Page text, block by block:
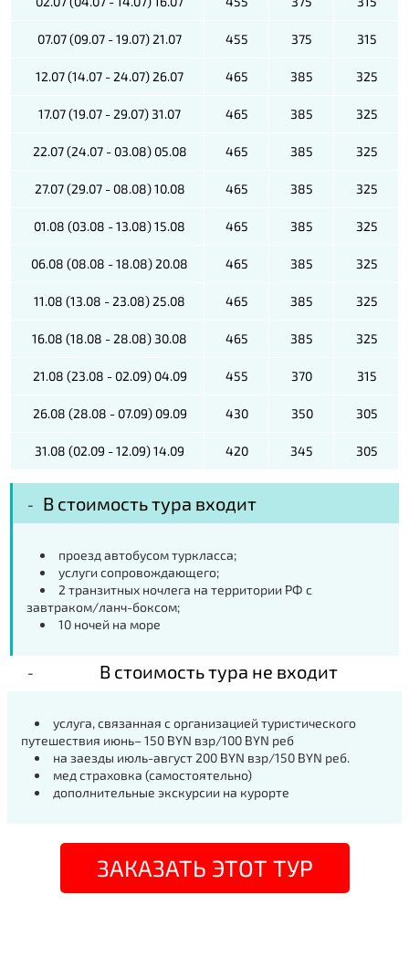
07.07 (09.07 - 19.07) 21.07 455 375 315
12.07 (14.07 - 24.07) 26.07 465 385 325
17.07 (19.07 - 29.07) 31.07 465 385 325
22.07 (24.07 - 03.08) 05.08 465 385 325
27.07 (29.07 - 08.08) 10.08 465 385 325
01.08 (03.08 - 13.08) 15.08 465 385 325
06.08 (08.08 - 18.08) 20.08 465 385 325
11.08 (13.08 - 23.08) 25.08 465 385 325
16.08 (18.08 - 28.08) 30.08 465 385 325
21.08 (23.08 - 02.09) 04.09 455 370 315
26.08 (28.08 - 07.09) 09.09 430 350 305
31.08 (02.09 - 12.09) 14.09 420 345 305
В стоимость тура входит
проезд автобусом туркласса;
услуги сопровождающего;
2 транзитных ночлега на территории РФ с
завтраком/ланч-боксом;
10 ночей на море
В стоимость тура не входит
услуга, связанная с организацией туристического
путешествия июнь– 150 BYN взр/100 BYN реб
на заезды июль-август 200 BYN взр/150 BYN реб.
мед страховка (самостоятельно)
дополнительные экскурсии на курорте
ЗАКАЗАТЬ ЭТОТ ТУР